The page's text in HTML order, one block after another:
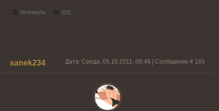
sanek234 Дата: Среда, 05.10.2011, 00:49 | Сообщение # 165